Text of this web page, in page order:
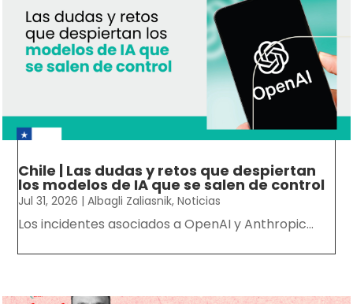
Chile | Las dudas y retos que despiertan
los modelos de IA que se salen de control
Jul 31, 2026 |Albagli Zaliasnik,Noticias
Los incidentes asociados a OpenAI y Anthropic...